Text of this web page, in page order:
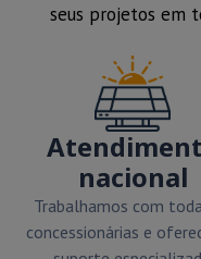
seus projetos em
nacional
Trabalhamos com
concessionárias e